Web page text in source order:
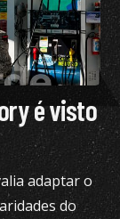
é visto
adaptar o
do